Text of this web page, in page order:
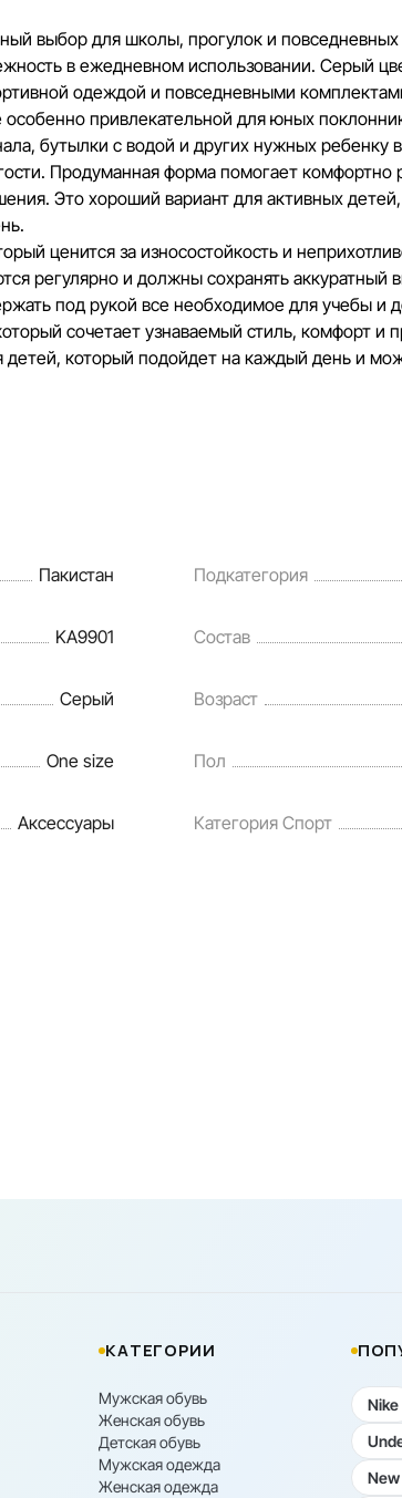
Наша команда регулярно
своевременно выявлять и
разумные сроки.
выбор для школы, прогулок и
в ежедневном использовании. Серый
одеждой и повседневными
привлекательной для юных
бутылки с водой и других нужных ребенку
Продуманная форма помогает
Это хороший вариант для активных
ценится за износостойкость и
регулярно и должны сохранять аккуратный
под рукой все необходимое для учебы и
сочетает узнаваемый стиль, комфорт и
который подойдет на каждый день и
Пакистан Подкатегория
KA9901 Состав
Серый Возраст
One size Пол
Аксессуары Категория Спорт
КАТЕГОРИИ
Мужская обувь
Женская обувь
Детская обувь
Мужская одежда
Женская одежда
Nike